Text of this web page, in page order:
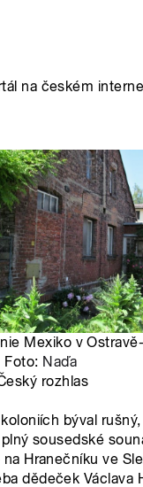
na českém
Mexiko v Ostravě-
Foto: Naďa
rozhlas
býval
sousedské
Hranečníku ve
dědeček Václava